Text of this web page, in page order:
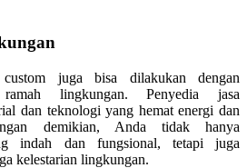
juga bisa dilakukan dengan
ramah lingkungan. Penyedia jasa
dan teknologi yang hemat energi dan
demikian, Anda tidak hanya
indah dan fungsional, tetapi juga
kelestarian lingkungan.